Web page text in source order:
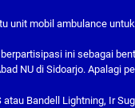
unit mobil ambulance
ini sebagai
NU di Sidoarjo. Apalagi
atau Bandell Lightning, Ir